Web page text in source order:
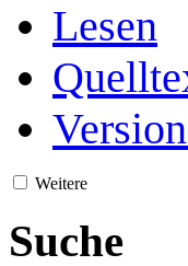
Lesen
Weitere
Suche